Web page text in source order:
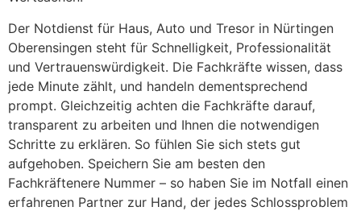
Der Notdienst für Haus, Auto und Tresor in Nürtingen
Oberensingen steht für Schnelligkeit, Professionalität
und Vertrauenswürdigkeit. Die Fachkräfte wissen, dass
jede Minute zählt, und handeln dementsprechend
prompt. Gleichzeitig achten die Fachkräfte darauf,
transparent zu arbeiten und Ihnen die notwendigen
Schritte zu erklären. So fühlen Sie sich stets gut
aufgehoben. Speichern Sie am besten den
Fachkräftenere Nummer – so haben Sie im Notfall einen
erfahrenen Partner zur Hand, der jedes Schlossproblem